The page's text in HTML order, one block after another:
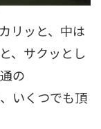
リッと、中は
、サクッとし
の
いくつでも頂